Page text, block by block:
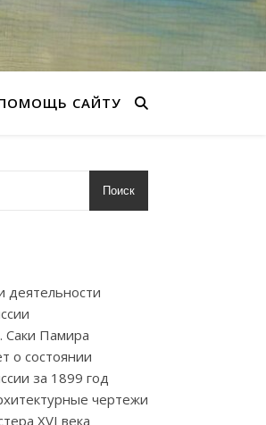
САЙТУ
Поиск
деятельности
Памира
о состоянии
за 1899 год
чертежи
XVI века